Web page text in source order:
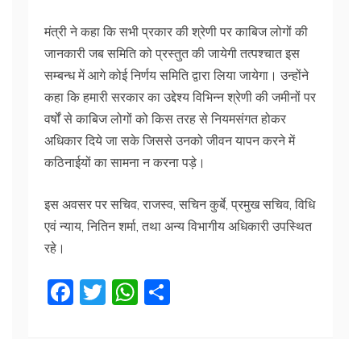
मंत्री ने कहा कि सभी प्रकार की श्रेणी पर काबिज लोगों की
जानकारी जब समिति को प्रस्तुत की जायेगी तत्पश्चात इस
सम्बन्ध में आगे कोई निर्णय समिति द्वारा लिया जायेगा। उन्होंने
कहा कि हमारी सरकार का उद्देश्य विभिन्न श्रेणी की जमीनों पर
वर्षों से काबिज लोगों को किस तरह से नियमसंगत होकर
अधिकार दिये जा सके जिससे उनको जीवन यापन करने में
कठिनाईयों का सामना न करना पड़े।
इस अवसर पर सचिव, राजस्व, सचिन कुर्बे, प्रमुख सचिव, विधि
एवं न्याय, नितिन शर्मा, तथा अन्य विभागीय अधिकारी उपस्थित
रहे।
F
T
W